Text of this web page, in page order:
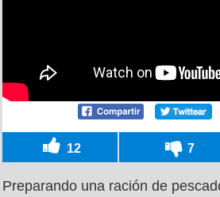
12 7
Preparando una ración de